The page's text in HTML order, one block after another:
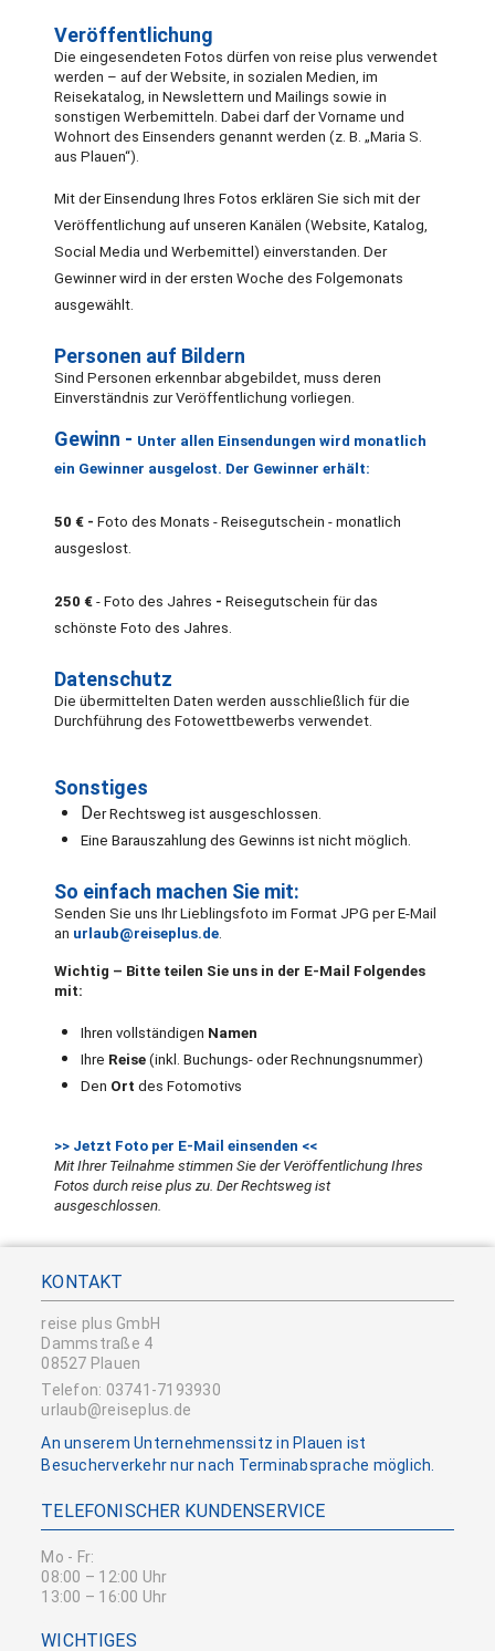
Veröffentlichung
Die eingesendeten Fotos dürfen von reise plus verwendet
werden – auf der Website, in sozialen Medien, im
Reisekatalog, in Newslettern und Mailings sowie in
sonstigen Werbemitteln. Dabei darf der Vorname und
Wohnort des Einsenders genannt werden (z. B. „Maria S.
aus Plauen“).
Mit der Einsendung Ihres Fotos erklären Sie sich mit der
Veröffentlichung auf unseren Kanälen (Website, Katalog,
Social Media und Werbemittel) einverstanden. Der
Gewinner wird in der ersten Woche des Folgemonats
ausgewählt.
Personen auf Bildern
Sind Personen erkennbar abgebildet, muss deren
Einverständnis zur Veröffentlichung vorliegen.
Gewinn - Unter allen Einsendungen wird monatlich
ein Gewinner ausgelost. Der Gewinner erhält:
50 € -Foto des Monats - Reisegutschein - monatlich
ausgeslost.
250 € -Foto des Jahres -Reisegutschein für das
schönste Foto des Jahres.
Datenschutz
Die übermittelten Daten werden ausschließlich für die
Durchführung des Fotowettbewerbs verwendet.
Sonstiges
Der Rechtsweg ist ausgeschlossen.
Eine Barauszahlung des Gewinns ist nicht möglich.
So einfach machen Sie mit:
Senden Sie uns Ihr Lieblingsfoto im Format JPG per E-Mail
an urlaub@reiseplus.de.
Wichtig – Bitte teilen Sie uns in der E-Mail Folgendes
mit:
Ihren vollständigen Namen
Ihre Reise (inkl. Buchungs- oder Rechnungsnummer)
Den Ort des Fotomotivs
>> Jetzt Foto per E-Mail einsenden <<
Mit Ihrer Teilnahme stimmen Sie der Veröffentlichung Ihres
Fotos durch reise plus zu. Der Rechtsweg ist
ausgeschlossen.
KONTAKT
reise plus GmbH
Dammstraße 4
08527 Plauen
Telefon: 03741-7193930
urlaub@reiseplus.de
An unserem Unternehmenssitz in Plauen ist
Besucherverkehr nur nach Terminabsprache möglich.
TELEFONISCHER KUNDENSERVICE
Mo - Fr:
08:00 – 12:00 Uhr
13:00 – 16:00 Uhr
WICHTIGES